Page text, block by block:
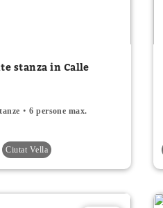
stanza in Calle
6 persone max.
Ciutat Vella